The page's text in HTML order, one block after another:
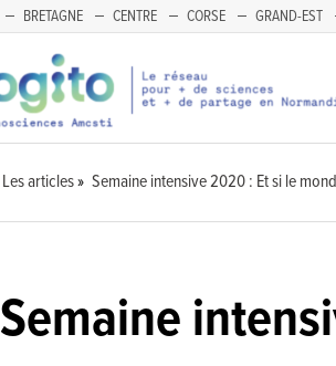
BRETAGNE CENTRE CORSE GRAND-EST
Les articles Semaine intensive 2020 : Et si le
Semaine